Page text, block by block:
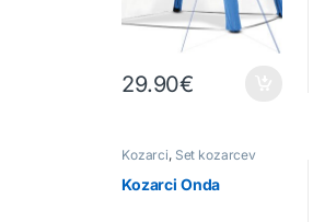
29.90€
Kozarci, Set kozarcev
Kozarci Onda